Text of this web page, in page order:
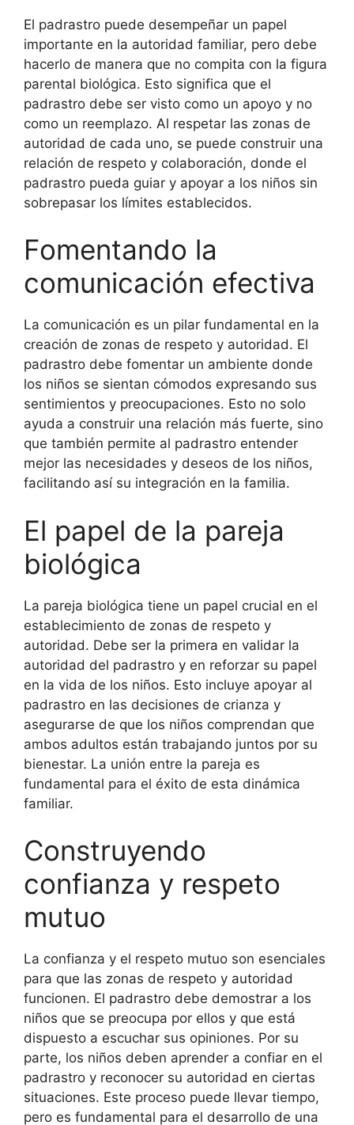
El padrastro puede desempeñar un papel
importante en la autoridad familiar, pero debe
hacerlo de manera que no compita con la figura
parental biológica. Esto significa que el
padrastro debe ser visto como un apoyo y no
como un reemplazo. Al respetar las zonas de
autoridad de cada uno, se puede construir una
relación de respeto y colaboración, donde el
padrastro pueda guiar y apoyar a los niños sin
sobrepasar los límites establecidos.
Fomentando la
comunicación efectiva
La comunicación es un pilar fundamental en la
creación de zonas de respeto y autoridad. El
padrastro debe fomentar un ambiente donde
los niños se sientan cómodos expresando sus
sentimientos y preocupaciones. Esto no solo
ayuda a construir una relación más fuerte, sino
que también permite al padrastro entender
mejor las necesidades y deseos de los niños,
facilitando así su integración en la familia.
El papel de la pareja
biológica
La pareja biológica tiene un papel crucial en el
establecimiento de zonas de respeto y
autoridad. Debe ser la primera en validar la
autoridad del padrastro y en reforzar su papel
en la vida de los niños. Esto incluye apoyar al
padrastro en las decisiones de crianza y
asegurarse de que los niños comprendan que
ambos adultos están trabajando juntos por su
bienestar. La unión entre la pareja es
fundamental para el éxito de esta dinámica
familiar.
Construyendo
confianza y respeto
mutuo
La confianza y el respeto mutuo son esenciales
para que las zonas de respeto y autoridad
funcionen. El padrastro debe demostrar a los
niños que se preocupa por ellos y que está
dispuesto a escuchar sus opiniones. Por su
parte, los niños deben aprender a confiar en el
padrastro y reconocer su autoridad en ciertas
situaciones. Este proceso puede llevar tiempo,
pero es fundamental para el desarrollo de una